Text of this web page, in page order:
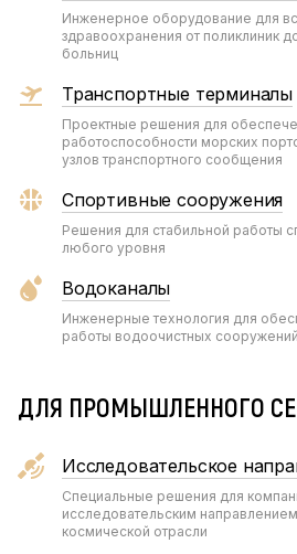
Инженерное оборудование для
здравоохранения от поликлиник
больниц
Транспортные терминалы
Проектные решения для
работоспособности морских
узлов транспортного сообщения
Спортивные сооружения
Решения для стабильной работы
любого уровня
Водоканалы
Инженерные технология для
работы водоочистных сооружений
ДЛЯ ПРОМЫШЛЕННОГО
Исследовательское
Специальные решения для
исследовательским
космической отрасли